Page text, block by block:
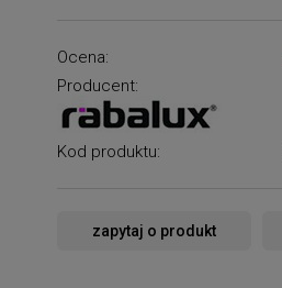
Ocena:
Producent:
Kod produktu:
zapytaj o produkt